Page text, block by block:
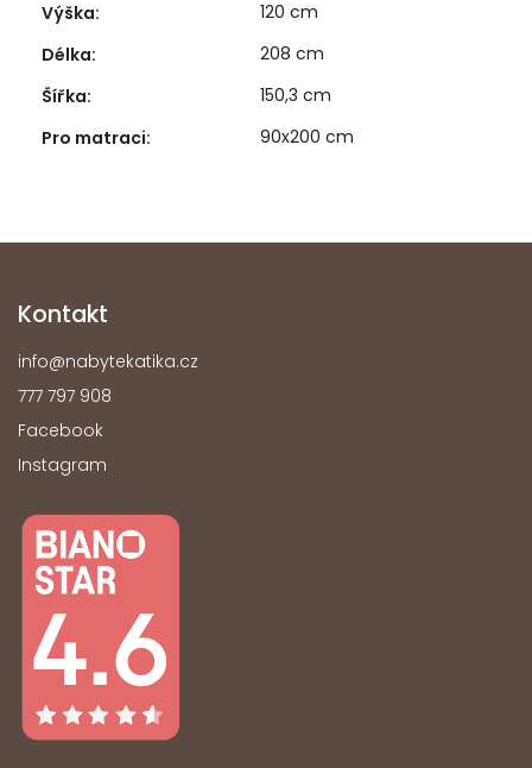
Výška:
120 cm
Délka:
208 cm
Šířka:
150,3 cm
Pro matraci: 90x200 cm
Kontakt
info@nabytekatika.cz
777 797 908
Facebook
Instagram